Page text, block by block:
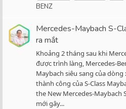
BENZ
Mercedes-Maybach S-
ra mắt
Khoảng 2 tháng sau khi
được trình làng, Mercedes-
Maybach siêu sang của
thành công của S-Class
the New Mercedes-Maybach
mới gây...